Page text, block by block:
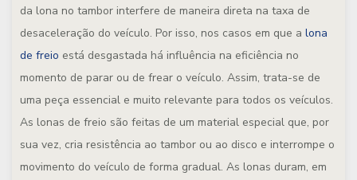
da lona no tambor interfere de maneira direta na taxa de
desaceleração do veículo. Por isso, nos casos em que a lona
de freio está desgastada há influência na eficiência no
momento de parar ou de frear o veículo. Assim, trata-se de
uma peça essencial e muito relevante para todos os veículos.
As lonas de freio são feitas de um material especial que, por
sua vez, cria resistência ao tambor ou ao disco e interrompe o
movimento do veículo de forma gradual. As lonas duram, em